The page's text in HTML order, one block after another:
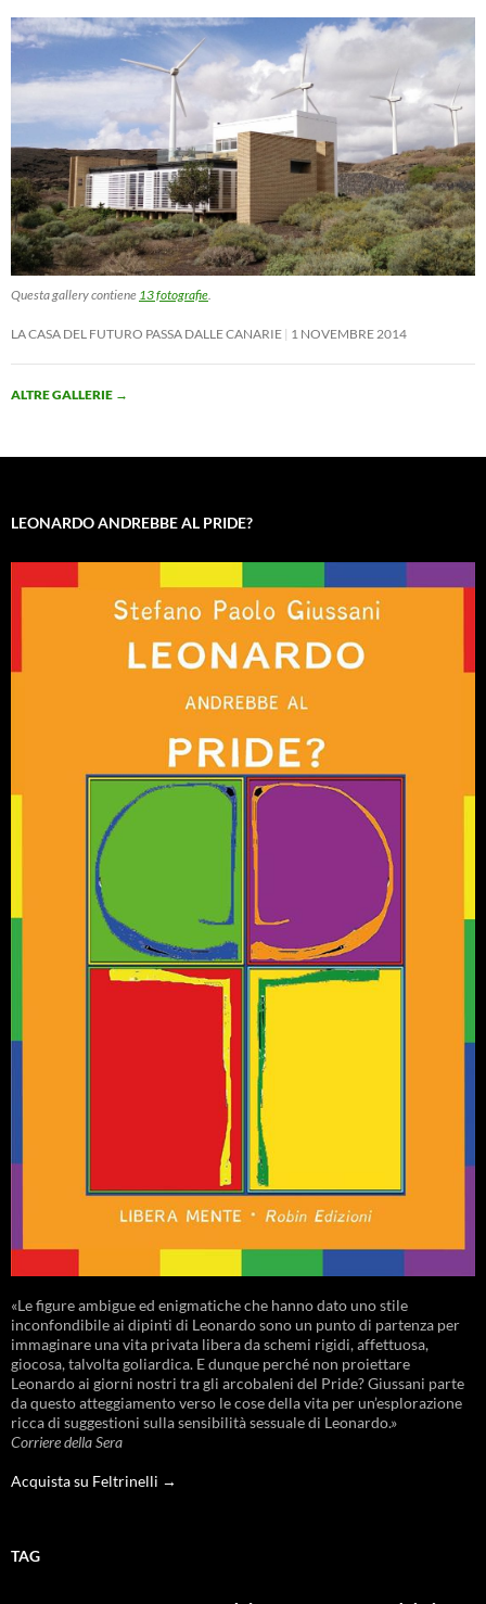
Questa gallery contiene 13 fotografie.
LA CASA DEL FUTURO PASSA DALLE CANARIE 1 NOVEMBRE 2014
ALTRE GALLERIE →
LEONARDO ANDREBBE AL PRIDE?
«Le figure ambigue ed enigmatiche che hanno dato uno stile
inconfondibile ai dipinti di Leonardo sono un punto di partenza per
immaginare una vita privata libera da schemi rigidi, affettuosa,
giocosa, talvolta goliardica. E dunque perché non proiettare
Leonardo ai giorni nostri tra gli arcobaleni del Pride? Giussani parte
da questo atteggiamento verso le cose della vita per un’esplorazione
ricca di suggestioni sulla sensibilità sessuale di Leonardo.»
Corriere della Sera
Acquista su Feltrinelli →
TAG